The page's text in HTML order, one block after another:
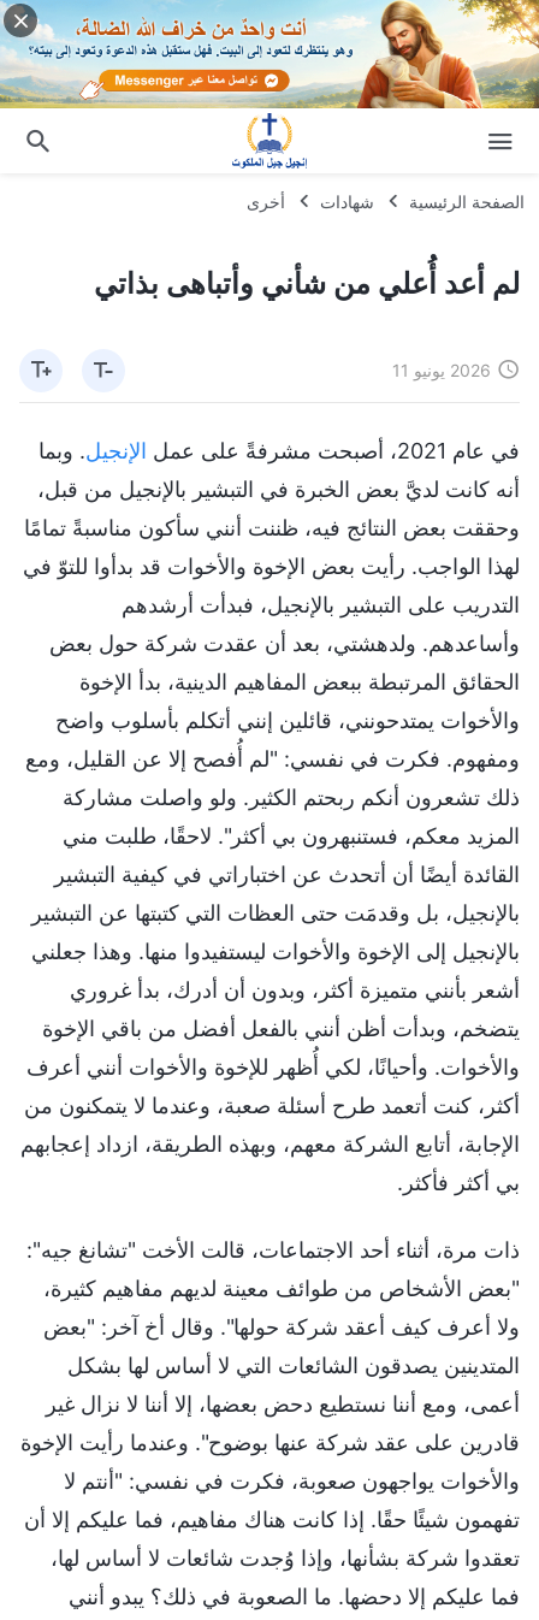
الصفحة الرئيسية شهادات أخرى
لم أعد أُعلي من شأني وأتباهى بذاتي
2026 يونيو 11
في عام 2021، أصبحت مشرفةً على عمل الإنجيل. وبما
أنه كانت لديَّ بعض الخبرة في التبشير بالإنجيل من قبل،
وحققت بعض النتائج فيه، ظننت أنني سأكون مناسبةً تمامًا
لهذا الواجب. رأيت بعض الإخوة والأخوات قد بدأوا للتوّ في
التدريب على التبشير بالإنجيل، فبدأت أرشدهم
وأساعدهم. ولدهشتي، بعد أن عقدت شركة حول بعض
الحقائق المرتبطة ببعض المفاهيم الدينية، بدأ الإخوة
والأخوات يمتدحونني، قائلين إنني أتكلم بأسلوب واضح
ومفهوم. فكرت في نفسي: "لم أُفصح إلا عن القليل، ومع
ذلك تشعرون أنكم ربحتم الكثير. ولو واصلت مشاركة
المزيد معكم، فستنبهرون بي أكثر". لاحقًا، طلبت مني
القائدة أيضًا أن أتحدث عن اختباراتي في كيفية التبشير
بالإنجيل، بل وقدمَت حتى العظات التي كتبتها عن التبشير
بالإنجيل إلى الإخوة والأخوات ليستفيدوا منها. وهذا جعلني
أشعر بأنني متميزة أكثر، وبدون أن أدرك، بدأ غروري
يتضخم، وبدأت أظن أنني بالفعل أفضل من باقي الإخوة
والأخوات. وأحيانًا، لكي أُظهر للإخوة والأخوات أنني أعرف
أكثر، كنت أتعمد طرح أسئلة صعبة، وعندما لا يتمكنون من
الإجابة، أتابع الشركة معهم، وبهذه الطريقة، ازداد إعجابهم
بي أكثر فأكثر.
ذات مرة، أثناء أحد الاجتماعات، قالت الأخت "تشانغ جيه":
"بعض الأشخاص من طوائف معينة لديهم مفاهيم كثيرة،
ولا أعرف كيف أعقد شركة حولها". وقال أخ آخر: "بعض
المتدينين يصدقون الشائعات التي لا أساس لها بشكل
أعمى، ومع أننا نستطيع دحض بعضها، إلا أننا لا نزال غير
قادرين على عقد شركة عنها بوضوح". وعندما رأيت الإخوة
والأخوات يواجهون صعوبة، فكرت في نفسي: "أنتم لا
تفهمون شيئًا حقًا. إذا كانت هناك مفاهيم، فما عليكم إلا أن
تعقدوا شركة بشأنها، وإذا وُجدت شائعات لا أساس لها،
فما عليكم إلا دحضها. ما الصعوبة في ذلك؟ يبدو أنني